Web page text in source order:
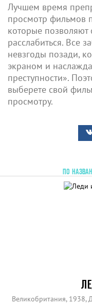
Лучшем время
просмотр фильмов
которые позволяют
расслабиться. Все
невзгоды позади,
экраном и
преступности».
выберете свой
просмотру.
ПО
Великобритания, 1938,